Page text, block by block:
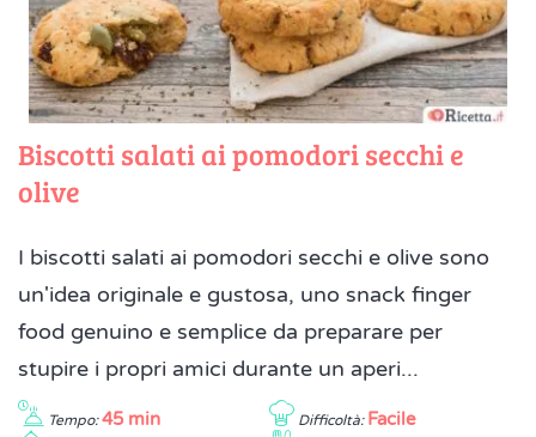
Biscotti salati ai pomodori secchi e
olive
I biscotti salati ai pomodori secchi e olive sono
un'idea originale e gustosa, uno snack finger
food genuino e semplice da preparare per
stupire i propri amici durante un aperi...
Tempo: 45 min Difficoltà: Facile